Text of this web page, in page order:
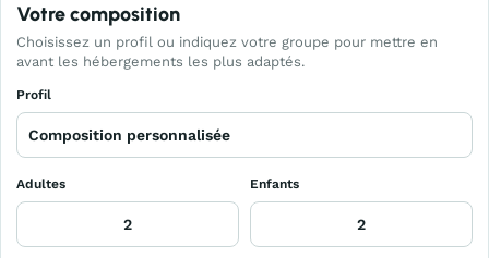
Votre composition
Choisissez un profil ou indiquez votre groupe pour mettre en
avant les hébergements les plus adaptés.
Profil
Adultes Enfants